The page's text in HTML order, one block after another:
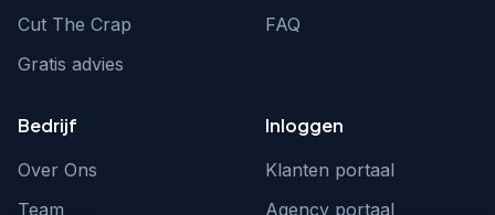
Cut The Crap
Gratis advies
FAQ
Bedrijf
Over Ons
Team
Inloggen
Klanten portaal
Agency portaal